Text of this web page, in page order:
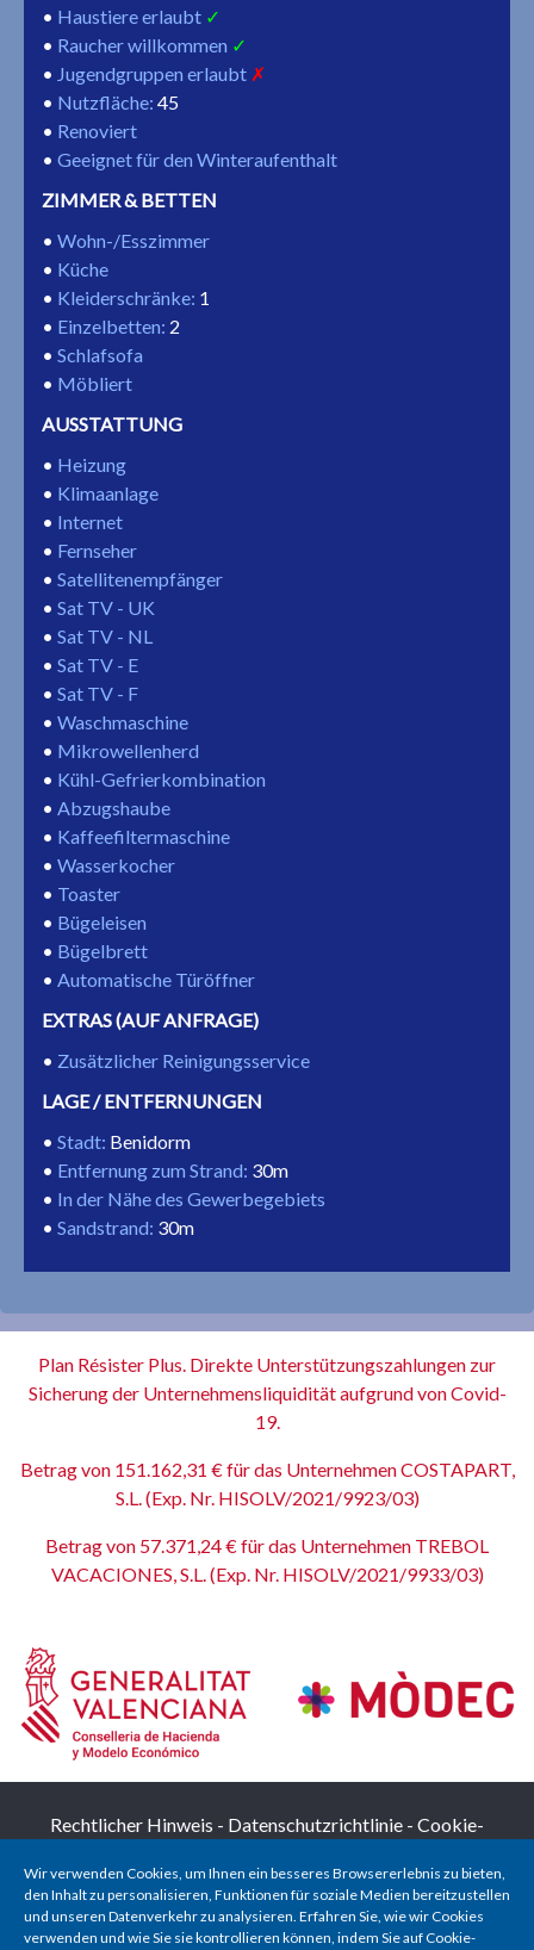
Haustiere erlaubt
Raucher willkommen
Jugendgruppen erlaubt
Nutzfläche: 45
Renoviert
Geeignet für den Winteraufenthalt
ZIMMER & BETTEN
Wohn-/Esszimmer
Küche
Kleiderschränke: 1
Einzelbetten: 2
Schlafsofa
Möbliert
AUSSTATTUNG
Heizung
Klimaanlage
Internet
Fernseher
Satellitenempfänger
Sat TV - UK
Sat TV - NL
Sat TV - E
Sat TV - F
Waschmaschine
Mikrowellenherd
Kühl-Gefrierkombination
Abzugshaube
Kaffeefiltermaschine
Wasserkocher
Toaster
Bügeleisen
Bügelbrett
Automatische Türöffner
EXTRAS (AUF ANFRAGE)
Zusätzlicher Reinigungsservice
LAGE / ENTFERNUNGEN
Stadt: Benidorm
Entfernung zum Strand: 30m
In der Nähe des Gewerbegebiets
Sandstrand: 30m
Plan Résister Plus. Direkte Unterstützungszahlungen zur
Sicherung der Unternehmensliquidität aufgrund von Covid-
19.
Betrag von 151.162,31 € für das Unternehmen COSTAPART,
S.L. (Exp. Nr. HISOLV/2021/9923/03)
Betrag von 57.371,24 € für das Unternehmen TREBOL
VACACIONES, S.L. (Exp. Nr. HISOLV/2021/9933/03)
Rechtlicher Hinweis - Datenschutzrichtlinie - Cookie-
Wir verwenden Cookies, um Ihnen ein besseres Browsererlebnis zu bieten,
den Inhalt zu personalisieren, Funktionen für soziale Medien bereitzustellen
und unseren Datenverkehr zu analysieren. Erfahren Sie, wie wir Cookies
verwenden und wie Sie sie kontrollieren können, indem Sie auf Cookie-